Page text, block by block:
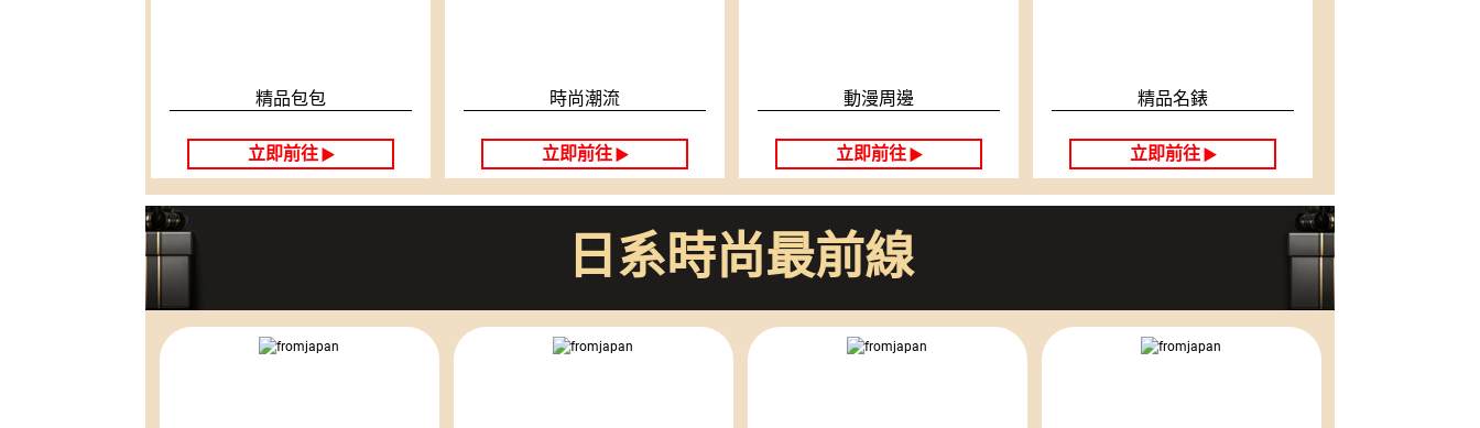
精品包包
立即前往 ▶
時尚潮流
立即前往 ▶
動漫周邊
立即前往 ▶
精品名錶
立即前往 ▶
日系時尚最前線